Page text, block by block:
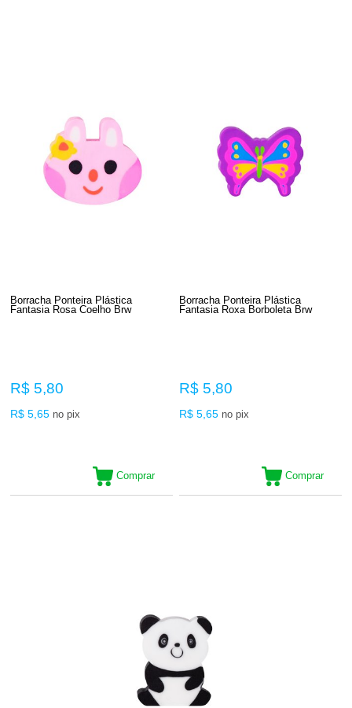
Borracha Ponteira Plástica
Fantasia Rosa Coelho Brw
R$ 5,80
R$ 5,65 no pix
Comprar
Borracha Ponteira Plástica
Fantasia Roxa Borboleta Brw
R$ 5,80
R$ 5,65 no pix
Comprar